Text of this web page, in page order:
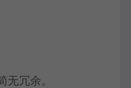
冗余。